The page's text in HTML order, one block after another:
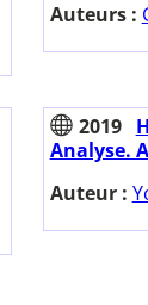
Auteurs :
2019
Analyse.
Auteur :